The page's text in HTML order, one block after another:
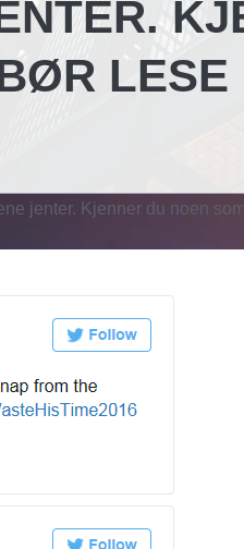
LESE
jenter. Kjenner du noen